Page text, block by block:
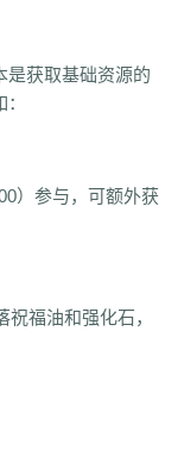
是获取基础资源的
）参与，可额外获
福油和强化石，